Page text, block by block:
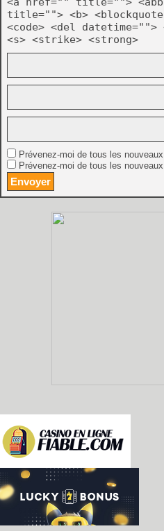
title=""> <b>
<code> <del
<s> <strike> <strong>
Prévenez-moi de tous les
Prévenez-moi de tous les